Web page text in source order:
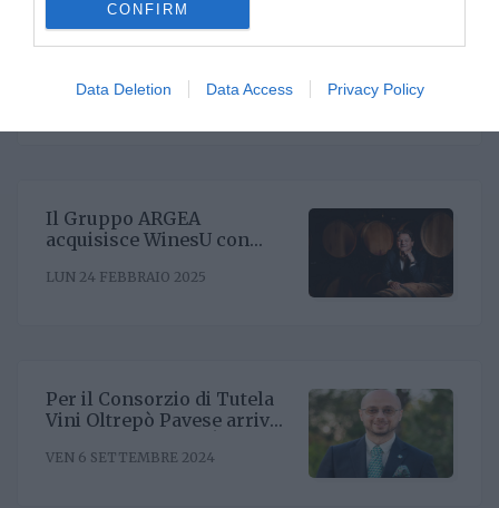
CONFIRM
Data Deletion Data Access Privacy Policy
Un nuovo Cda per Demeter
presidente Enrico Amico
GIO 5 GIUGNO 2025
Il Gruppo ARGEA
acquisisce WinesU con
posizionamento negli Stati
LUN 24 FEBBRAIO 2025
Per il Consorzio di Tutela
Vini Oltrepò Pavese arriva
Riccardo Binda
VEN 6 SETTEMBRE 2024